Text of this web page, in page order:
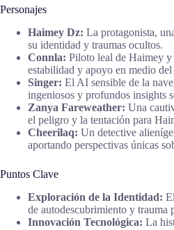
Personajes
Haimey Dz: La protagonista,
su identidad y traumas ocultos.
Connla: Piloto leal de Haimey
estabilidad y apoyo en medio del
Singer: El AI sensible de la
ingeniosos y profundos insights
Zanya Fareweather: Una
el peligro y la tentación para
Cheerilaq: Un detective
aportando perspectivas únicas
Puntos Clave
Exploración de la Identidad:
de autodescubrimiento y trauma
Innovación Tecnológica: La